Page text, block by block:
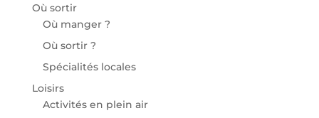
Où sortir
Où manger ?
Où sortir ?
Spécialités locales
Loisirs
Activités en plein air